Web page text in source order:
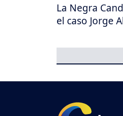
La Negra
el caso Jorge